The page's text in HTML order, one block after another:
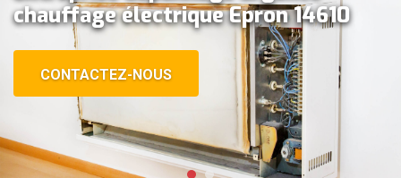
chauffage électrique Epron 14610
CONTACTEZ-NOUS